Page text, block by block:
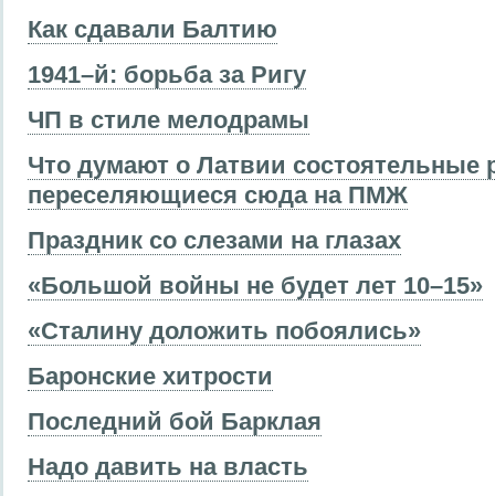
Как сдавали Балтию
1941–й: борьба за Ригу
ЧП в стиле мелодрамы
Что думают о Латвии состоятельные
переселяющиеся сюда на ПМЖ
Праздник со слезами на глазах
«Большой войны не будет лет 10–15»
«Сталину доложить побоялись»
Баронские хитрости
Последний бой Барклая
Надо давить на власть